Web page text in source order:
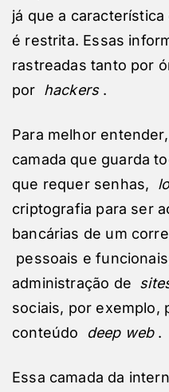
já que a
é restrita. Essas
rastreadas tanto por
por hackers.
Para melhor
camada que guarda
que requer senhas,
criptografia para ser
bancárias de um
pessoais e
administração de
sociais, por exemplo,
conteúdo
deep web.
Essa camada da